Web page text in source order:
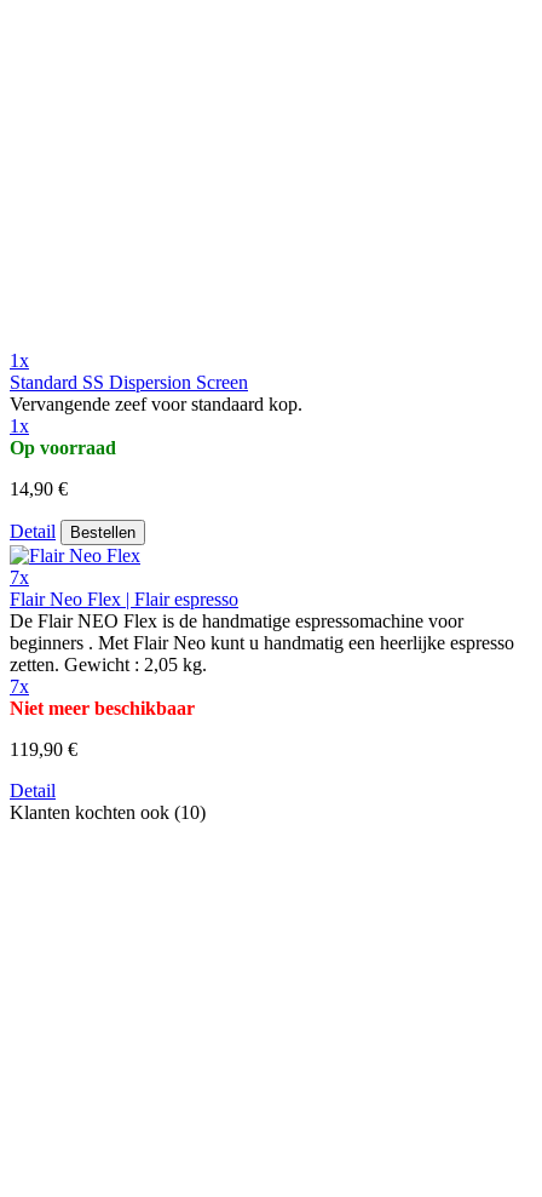
1x
Standard SS Dispersion Screen
Vervangende zeef voor standaard kop.
1x
Op voorraad
14,90 €
Detail Bestellen
7x
Flair Neo Flex | Flair espresso
De Flair NEO Flex is de handmatige espressomachine voor
beginners . Met Flair Neo kunt u handmatig een heerlijke espresso
zetten. Gewicht : 2,05 kg.
7x
Niet meer beschikbaar
119,90 €
Detail
Klanten kochten ook (10)